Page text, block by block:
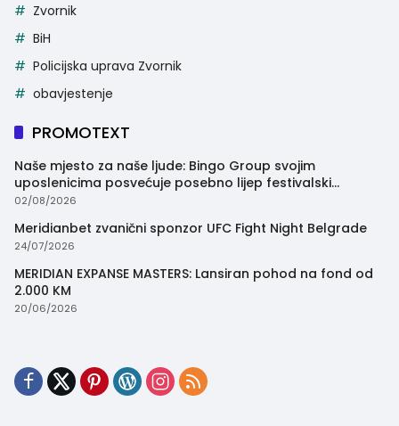
Zvornik
BiH
Policijska uprava Zvornik
obavjestenje
PROMOTEXT
Naše mjesto za naše ljude: Bingo Group svojim
uposlenicima posvećuje posebno lijep festivalski
trenutak
02/08/2026
Meridianbet zvanični sponzor UFC Fight Night Belgrade
24/07/2026
MERIDIAN EXPANSE MASTERS: Lansiran pohod na fond od
2.000 KM
20/06/2026